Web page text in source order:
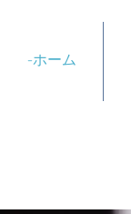
-ホーム